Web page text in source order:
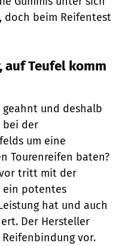
doch beim Reifentest
auf Teufel komm
und deshalb
bei der
um eine
Tourenreifen baten?
tritt mit der
ein potentes
hat und auch
Der Hersteller
vor.